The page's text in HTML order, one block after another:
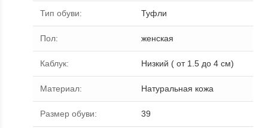
Тип обуви: Туфли
Пол: женская
Каблук: Низкий ( от 1.5 до 4 см)
Материал: Натуральная кожа
Размер обуви: 39